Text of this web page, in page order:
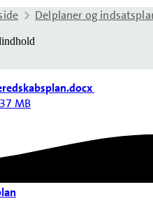
Delplaner og
MB